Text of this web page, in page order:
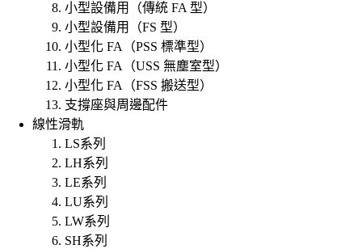
小型設備用（傳統 FA 型）
小型設備用（FS 型）
小型化 FA（PSS 標準型）
小型化 FA（USS 無塵室型）
小型化 FA（FSS 搬送型）
支撐座與周邊配件
線性滑軌
LS系列
LH系列
LE系列
LU系列
LW系列
SH系列